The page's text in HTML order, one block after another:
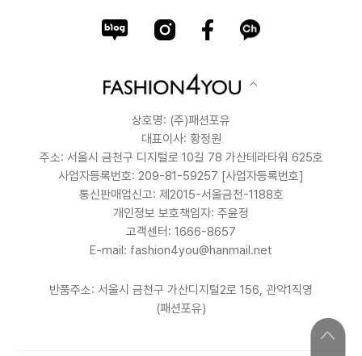
상호명: (주)패션포유
대표이사: 황정원
주소: 서울시 금천구 디지털로 10길 78 가산테라타워 625호
사업자등록번호: 209-81-59257 [사업자등록번호]
통신판매업신고: 제2015-서울금천-1188호
개인정보 보호책임자: 주윤정
고객센터: 1666-8657
E-mail: fashion4you@hanmail.net
반품주소: 서울시 금천구 가산디지털2로 156, 관악1직영
(패션포유)